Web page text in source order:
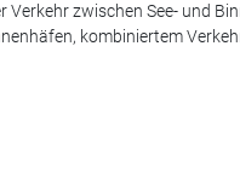
zwischen See- und
kombiniertem